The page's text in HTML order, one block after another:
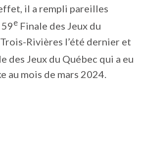
il a rempli pareilles
e Finale des Jeux du
Rivières l’été dernier et
des Jeux du Québec qui a eu
au mois de mars 2024.